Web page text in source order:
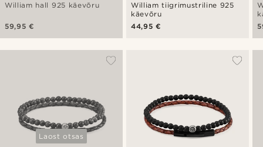
William hall 925 käevõru
59,95 €
William tiigrimustriline 925
käevõru
44,95 €
Laost otsas